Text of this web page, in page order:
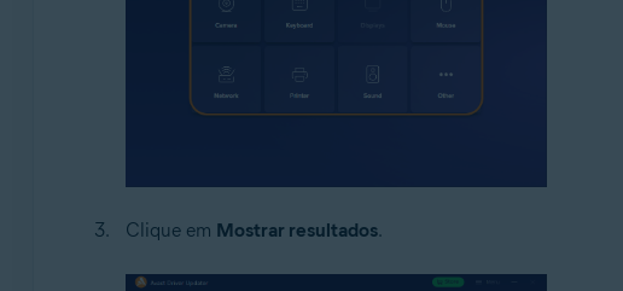
Clique em Mostrar resultados.